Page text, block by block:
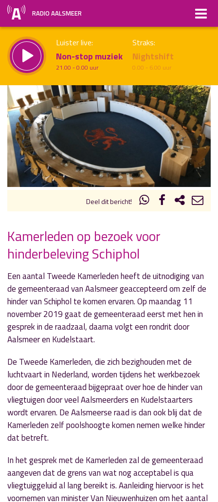
RADIO AALSMEER
Luister live:
Non-stop muziek
21.00 - 0.00 uur
Straks:
Nightshift
0.00 - 6.00 uur
Vorig uur Volgend uur
Inklappen
Deel dit bericht!
« Vorig nieuwsbericht
Radio Aalsmeer start Radioschool voor
jongeren
5 november 2019
» Volgend nieuwsbericht
Fout piloot leidt tot crisissituatie Schiphol
7 november 2019
Kamerleden op bezoek voor
hinderbeleving Schiphol
Een aantal Tweede Kamerleden heeft de uitnodiging van
de gemeenteraad van Aalsmeer geaccepteerd om zelf de
hinder van Schiphol te komen ervaren. Op maandag 11
november 2019 gaat de gemeenteraad eerst met hen in
gesprek in de raadzaal, daarna volgt een rondrit door
Aalsmeer en Kudelstaart.
De Tweede Kamerleden, die zich bezighouden met de
luchtvaart in Nederland, worden tijdens het werkbezoek
door de gemeenteraad bijgepraat over hoe de hinder van
vliegtuigen door veel Aalsmeerders en Kudelstaarters
wordt ervaren. De Aalsmeerse raad is dan ook blij dat de
Kamerleden zelf poolshoogte komen nemen welke hinder
dat betreft.
In het gesprek met de Kamerleden zal de gemeenteraad
aangeven dat de grens van wat nog acceptabel is qua
vliegtuiggeluid al lang bereikt is. Aanleiding hiervoor is het
voornemen van minister Van Nieuwenhuizen om het aantal